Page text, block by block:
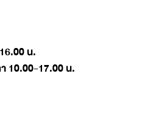
น.
10.00-17.00 น.